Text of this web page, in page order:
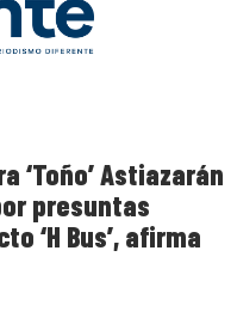
‘Toño’ Astiazarán
presuntas
‘H Bus’, afirma